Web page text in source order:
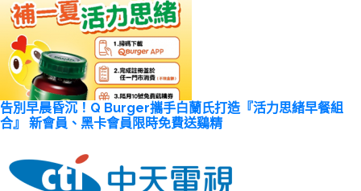
告別早晨昏沉！Q Burger攜手白蘭氏打造『活力思緒早餐組
合』 新會員、黑卡會員限時免費送鷄精